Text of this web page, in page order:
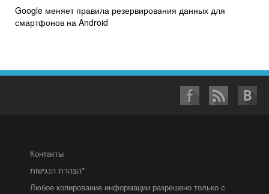
Google меняет правила резервирования данных для
смартфонов на Android
Контакты
הצהרת הנגישות*
Любое копирование информации разрешено только с